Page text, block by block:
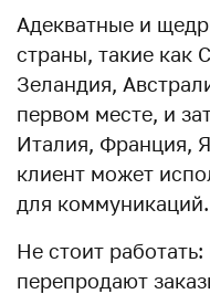
Адекватные и
страны, такие как
Зеландия,
первом месте, и
Италия, Франция,
клиент может
для коммуникаций.
Не стоит
перепродают